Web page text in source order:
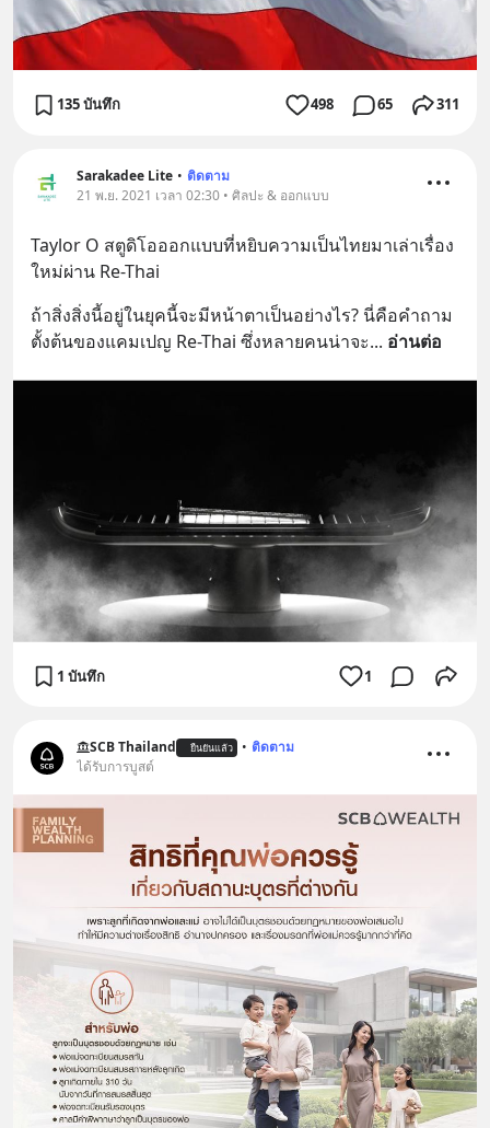
135 บันทึก 498 65 311
Sarakadee Lite • ติดตาม
21 พ.ย. 2021 เวลา 02:30 • ศิลปะ & ออกแบบ
Taylor O สตูดิโอออกแบบที่หยิบความเป็นไทยมาเล่าเรื่อง
ใหม่ผ่าน Re-Thai
ถ้าสิ่งสิ่งนี้อยู่ในยุคนี้จะมีหน้าตาเป็นอย่างไร? นี่คือคำถาม
ตั้งต้นของแคมเปญ Re-Thai ซึ่งหลายคนน่าจะ... อ่านต่อ
1 บันทึก 1
SCB Thailand ยืนยันแล้ว • ติดตาม
ได้รับการบูสต์